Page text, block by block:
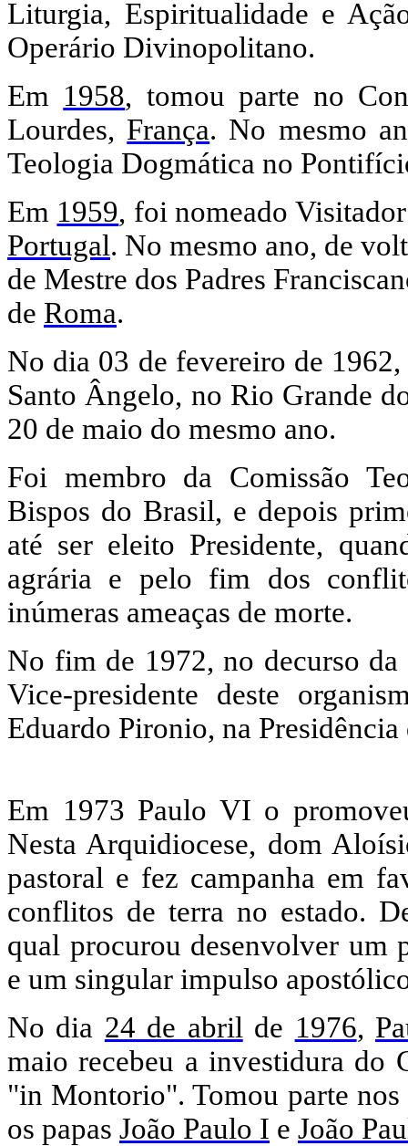
Liturgia, Espiritualidade e
Operário Divinopolitano.
Em 1958, tomou parte no
Lourdes, França. No mesmo
Teologia Dogmática no
Em 1959, foi nomeado
Portugal. No mesmo ano, de
de Mestre dos Padres
de Roma.
No dia 03 de fevereiro de
Santo Ângelo, no Rio Grande
20 de maio do mesmo ano.
Foi membro da Comissão
Bispos do Brasil, e depois
até ser eleito Presidente,
agrária e pelo fim dos
inúmeras ameaças de morte.
No fim de 1972, no decurso
Vice-presidente deste
Eduardo Pironio, na Presidência
Em 1973 Paulo VI o
Nesta Arquidiocese, dom
pastoral e fez campanha em
conflitos de terra no estado.
qual procurou desenvolver um
e um singular impulso
No dia 24 de abril de 1976,
maio recebeu a investidura do
"in Montorio". Tomou parte
os papas João Paulo I e João